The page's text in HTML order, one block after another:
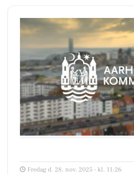
Fredag d. 28. nov. 2025 - kl. 11:26